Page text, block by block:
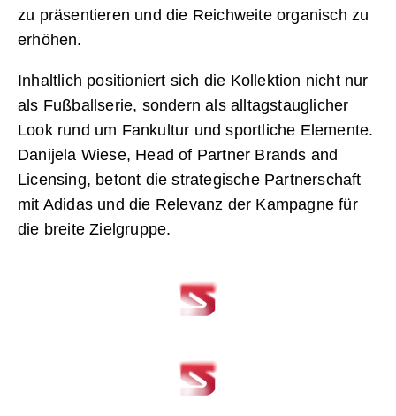
zu präsentieren und die Reichweite organisch zu
erhöhen.
Inhaltlich positioniert sich die Kollektion nicht nur
als Fußballserie, sondern als alltagstauglicher
Look rund um Fankultur und sportliche Elemente.
Danijela Wiese, Head of Partner Brands and
Licensing, betont die strategische Partnerschaft
mit Adidas und die Relevanz der Kampagne für
die breite Zielgruppe.